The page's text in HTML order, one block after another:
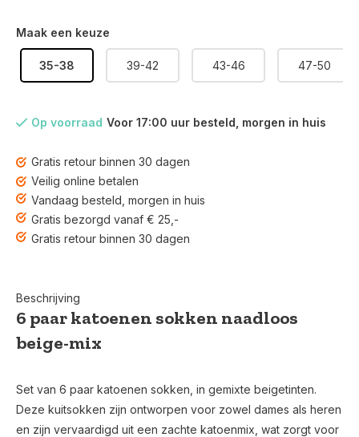
Maak een keuze
35-38 39-42 43-46 47-50
Op voorraad Voor 17:00 uur besteld, morgen in huis
Gratis retour binnen 30 dagen
Veilig online betalen
Vandaag besteld, morgen in huis
Gratis bezorgd vanaf € 25,-
Gratis retour binnen 30 dagen
Beschrijving
6 paar katoenen sokken naadloos
beige-mix
Set van 6 paar katoenen sokken, in gemixte beigetinten.
Deze kuitsokken zijn ontworpen voor zowel dames als heren
en zijn vervaardigd uit een zachte katoenmix, wat zorgt voor